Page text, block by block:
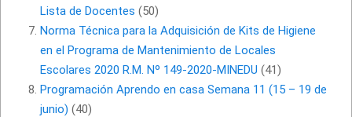
Lista de Docentes (50)
Norma Técnica para la Adquisición de Kits de Higiene
en el Programa de Mantenimiento de Locales
Escolares 2020 R.M. Nº 149-2020-MINEDU (41)
Programación Aprendo en casa Semana 11 (15 – 19 de
junio) (40)